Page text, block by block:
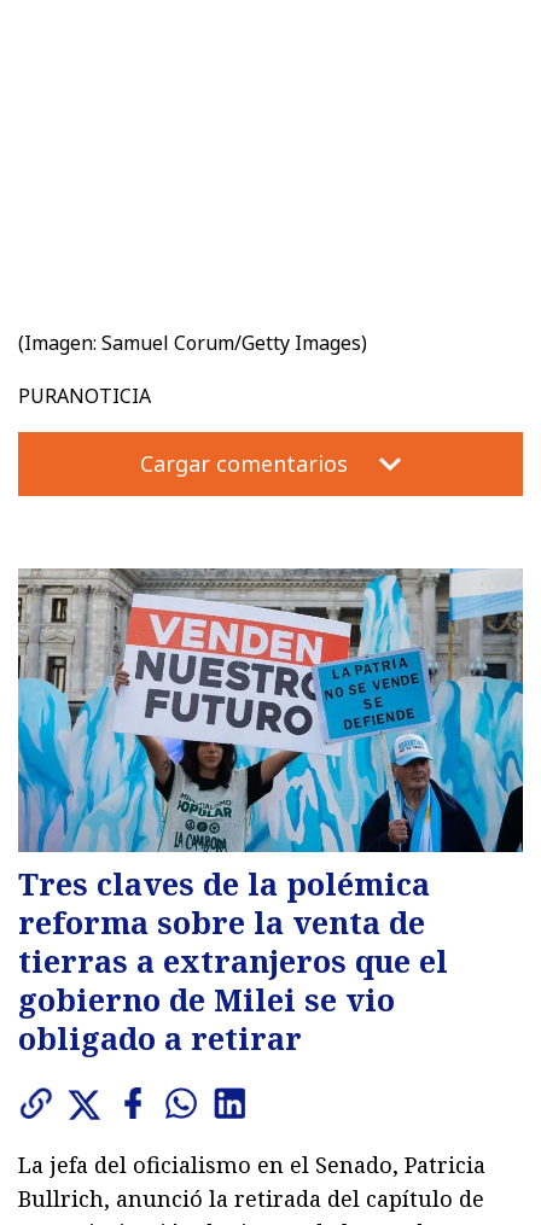
(Imagen: Samuel Corum/Getty Images)
PURANOTICIA
Cargar comentarios
Tres claves de la polémica
reforma sobre la venta de
tierras a extranjeros que el
gobierno de Milei se vio
obligado a retirar
La jefa del oficialismo en el Senado, Patricia
Bullrich, anunció la retirada del capítulo de